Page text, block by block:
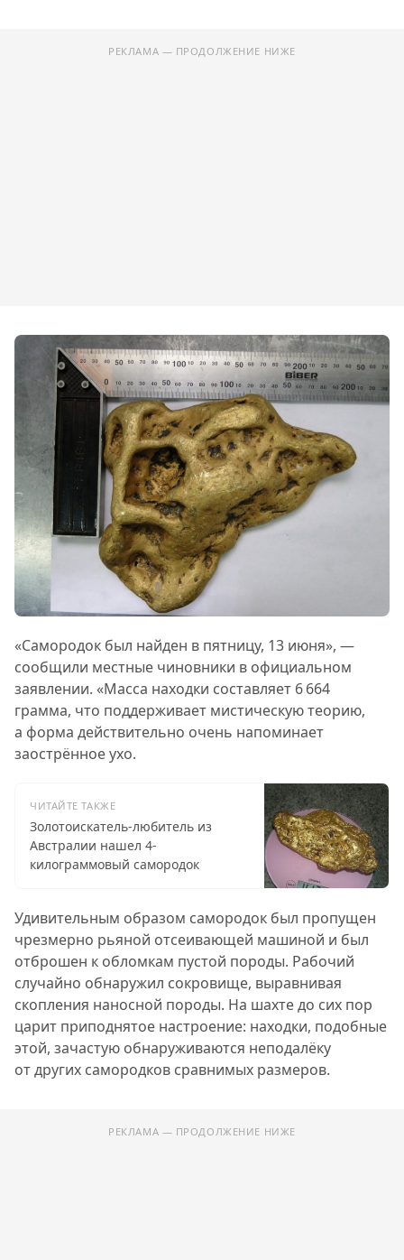
РЕКЛАМА — ПРОДОЛЖЕНИЕ НИЖЕ
«Самородок был найден в пятницу, 13 июня», —
сообщили местные чиновники в официальном
заявлении. «Масса находки составляет 6 664
грамма, что поддерживает мистическую теорию,
а форма действительно очень напоминает
заострённое ухо.
ЧИТАЙТЕ ТАКЖЕ
Золотоискатель-любитель из
Австралии нашел 4-
килограммовый самородок
Удивительным образом самородок был пропущен
чрезмерно рьяной отсеивающей машиной и был
отброшен к обломкам пустой породы. Рабочий
случайно обнаружил сокровище, выравнивая
скопления наносной породы. На шахте до сих пор
царит приподнятое настроение: находки, подобные
этой, зачастую обнаруживаются неподалёку
от других самородков сравнимых размеров.
РЕКЛАМА — ПРОДОЛЖЕНИЕ НИЖЕ